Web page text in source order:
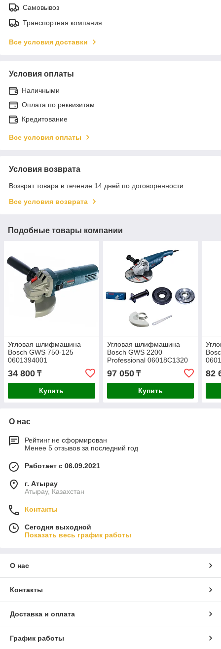
Самовывоз
Транспортная компания
Все условия доставки
Условия оплаты
Наличными
Оплата по реквизитам
Кредитование
Все условия оплаты
Условия возврата
Возврат товара в течение 14 дней по договоренности
Все условия возврата
Подобные товары компании
Угловая шлифмашина
Bosch GWS 750-125
0601394001
34 800 ₸
Купить
Угловая шлифмашина
Bosch GWS 2200
Professional 06018C1320
97 050₸
Купить
82
О нас
Рейтинг не сформирован
Менее 5 отзывов за последний год
Работает с 06.09.2021
г. Атырау
Атырау, Казахстан
Контакты
Сегодня выходной
Показать весь график работы
О нас
Контакты
Доставка и оплата
График работы